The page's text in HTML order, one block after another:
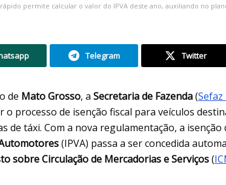
permite calcular o valor do IPVA deste ano, auxiliando no
Telegram Twitter
de Mato Grosso, a Secretaria de Fazenda(Sefaz
o processo de isenção fiscal para veículos
de táxi. Com a nova regulamentação, a isenção
(IPVA) passa a ser concedida
sobre Circulação de Mercadorias e Serviços(